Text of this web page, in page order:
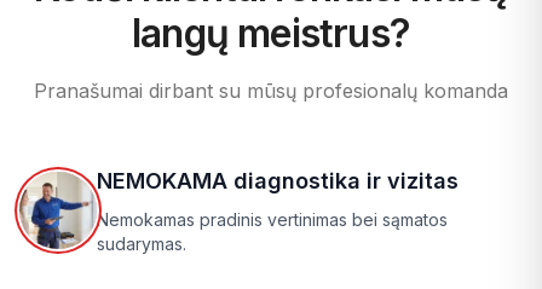
langų meistrus?
Pranašumai dirbant su mūsų profesionalų komanda
NEMOKAMA diagnostika ir vizitas
Nemokamas pradinis vertinimas bei sąmatos
sudarymas.